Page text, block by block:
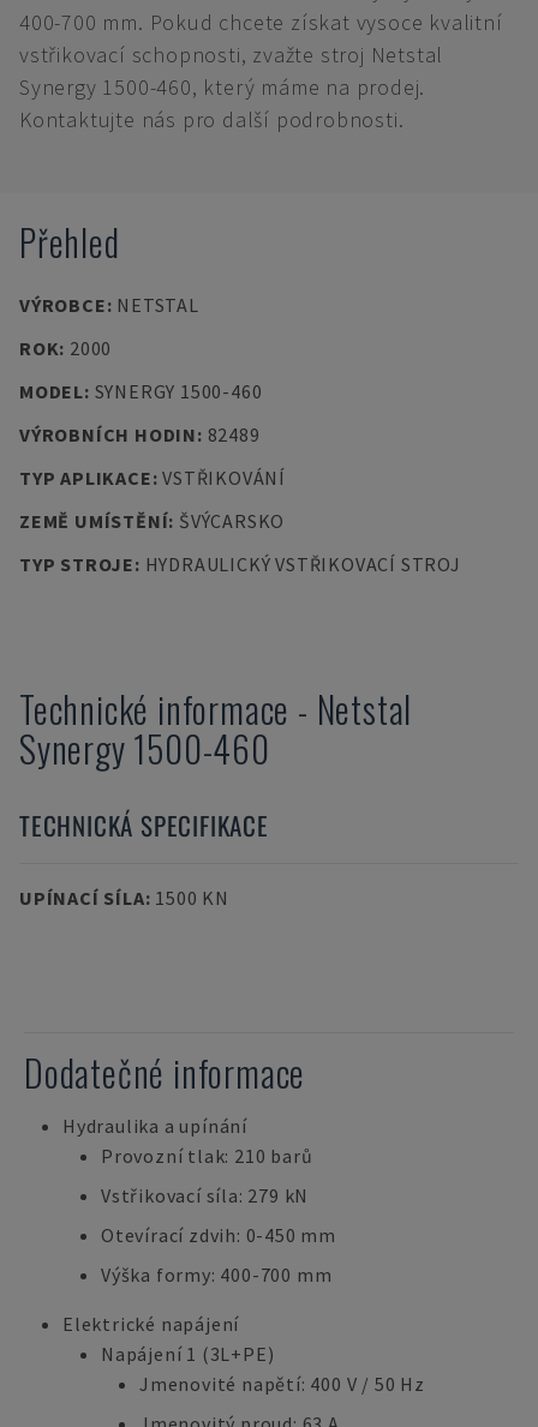
400-700 mm. Pokud chcete získat vysoce kvalitní
vstřikovací schopnosti, zvažte stroj Netstal
Synergy 1500-460, který máme na prodej.
Kontaktujte nás pro další podrobnosti.
Přehled
VÝROBCE: NETSTAL
ROK: 2000
MODEL: SYNERGY 1500-460
VÝROBNÍCH HODIN: 82489
TYP APLIKACE:VSTŘIKOVÁNÍ
ZEMĚ UMÍSTĚNÍ: ŠVÝCARSKO
TYP STROJE: HYDRAULICKÝ VSTŘIKOVACÍ STROJ
Technické informace - Netstal
Synergy 1500-460
TECHNICKÁ SPECIFIKACE
UPÍNACÍ SÍLA: 1500 KN
Dodatečné informace
Hydraulika a upínání
Provozní tlak: 210 barů
Vstřikovací síla: 279 kN
Otevírací zdvih: 0-450 mm
Výška formy: 400-700 mm
Elektrické napájení
Napájení 1 (3L+PE)
Jmenovité napětí: 400 V / 50 Hz